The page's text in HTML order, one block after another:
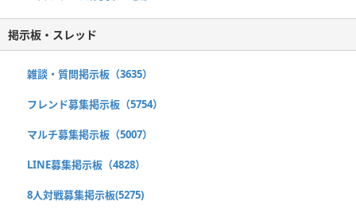
掲示板・スレッド
雑談・質問掲示板（3635）
フレンド募集掲示板（5754）
マルチ募集掲示板（5007）
LINE募集掲示板（4828）
8人対戦募集掲示板(5275)